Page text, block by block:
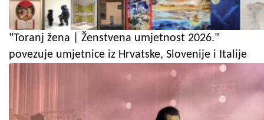
"Toranj žena | Ženstvena umjetnost 2026."
povezuje umjetnice iz Hrvatske, Slovenije i Italije